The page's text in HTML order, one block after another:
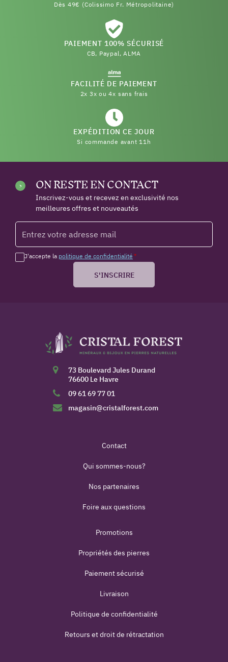
Dès 49€ (Colissimo Fr. Métropolitaine)
PAIEMENT 100% SÉCURISÉ
CB, Paypal, ALMA
FACILITÉ DE PAIEMENT
2x 3x ou 4x sans frais
EXPÉDITION CE JOUR
Si commande avant 11h
ON RESTE EN CONTACT
Inscrivez-vous et recevez en exclusivité nos
meilleures offres et nouveautés
J'accepte la politique de confidentialité *
S'INSCRIRE
73 Boulevard Jules Durand
76600 Le Havre
09 61 69 77 01
magasin@cristalforest.com
Contact
Qui sommes-nous?
Nos partenaires
Foire aux questions
Promotions
Propriétés des pierres
Paiement sécurisé
Livraison
Politique de confidentialité
Retours et droit de rétractation